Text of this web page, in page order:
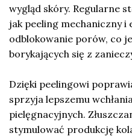
wygląd skóry. Regularne
jak peeling mechaniczny i
odblokowanie porów, co
borykających się z
Dzięki peelingowi
sprzyja lepszemu
pielęgnacyjnych.
stymulować produkcję